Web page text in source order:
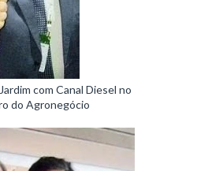
com Canal Diesel no
do Agronegócio